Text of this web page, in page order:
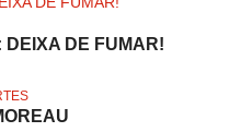
DEIXA DE FUMAR!